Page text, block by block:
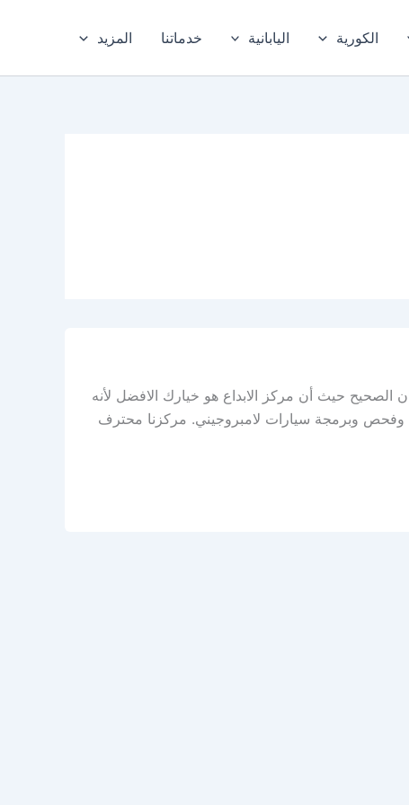
الكورية اليابانية خدماتنا المزيد
حيث أن مركز الابداع هو خيارك الافضل لأنه
وفحص وبرمجة سيارات لامبروجيني. مركزنا محترف